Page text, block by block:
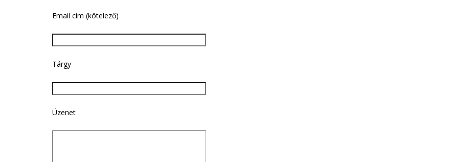
Email cím (kötelező)
Tárgy
Üzenet